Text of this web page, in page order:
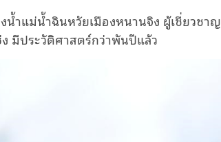
ำแม่น้ำฉินหวัยเมืองหนานจิง ผู้เชี่ยวชาญ
มีประวัติศาสตร์กว่าพันปีแล้ว